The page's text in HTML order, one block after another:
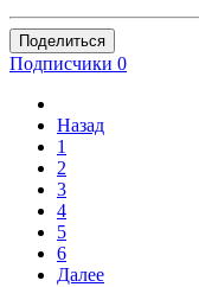
Поделиться
Подписчики 0
Назад
1
2
3
4
5
6
Далее